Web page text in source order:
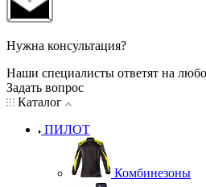
Нужна консультация?
Наши специалисты ответят на
Задать вопрос
Каталог
ПИЛОТ
Комбинезоны